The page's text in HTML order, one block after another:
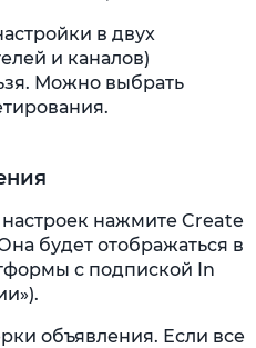
в двух
и каналов)
Можно выбрать
нажмите Create
будет отображаться в
с подпиской In
объявления. Если все